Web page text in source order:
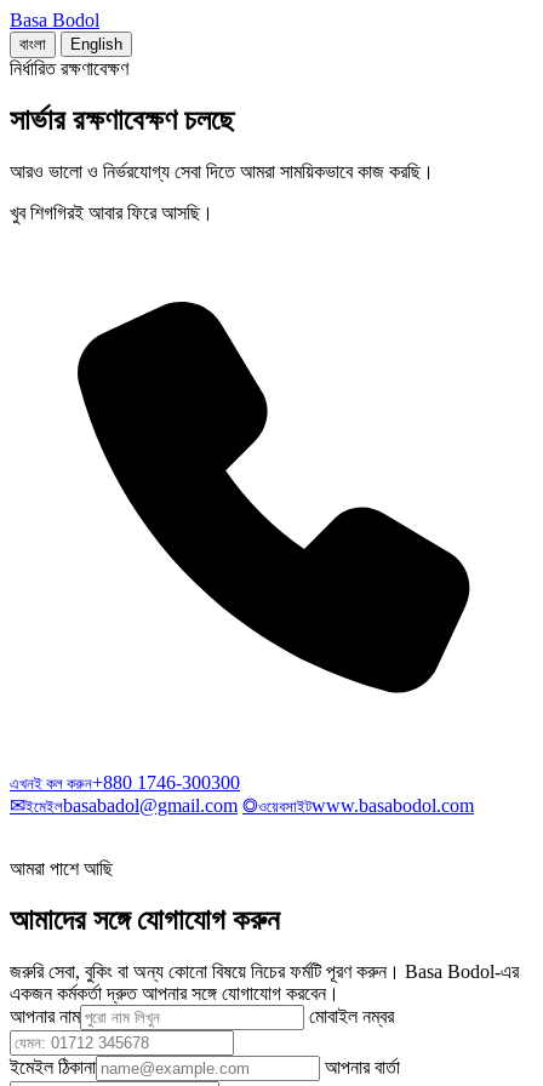
Basa Bodol
বাংলা English
নির্ধারিত রক্ষণাবেক্ষণ
সার্ভার রক্ষণাবেক্ষণ চলছে
আরও ভালো ও নির্ভরযোগ্য সেবা দিতে আমরা সাময়িকভাবে কাজ করছি।
খুব শিগগিরই আবার ফিরে আসছি।
এখনই কল করুন+880 1746-300300
✉ইমেইলbasabadol@gmail.com ◎ওয়েবসাইটwww.basabodol.com
আমরা পাশে আছি
আমাদের সঙ্গে যোগাযোগ করুন
জরুরি সেবা, বুকিং বা অন্য কোনো বিষয়ে নিচের ফর্মটি পূরণ করুন। Basa Bodol-এর
একজন কর্মকর্তা দ্রুত আপনার সঙ্গে যোগাযোগ করবেন।
আপনার নাম
মোবাইল নম্বর
ইমেইল ঠিকানা আপনার বার্তা